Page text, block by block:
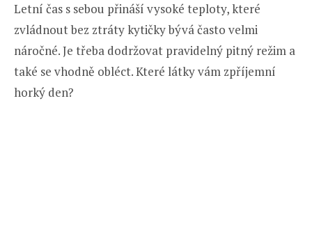
Letní čas s sebou přináší vysoké teploty, které
zvládnout bez ztráty kytičky bývá často velmi
náročné. Je třeba dodržovat pravidelný pitný režim a
také se vhodně obléct. Které látky vám zpříjemní
horký den?